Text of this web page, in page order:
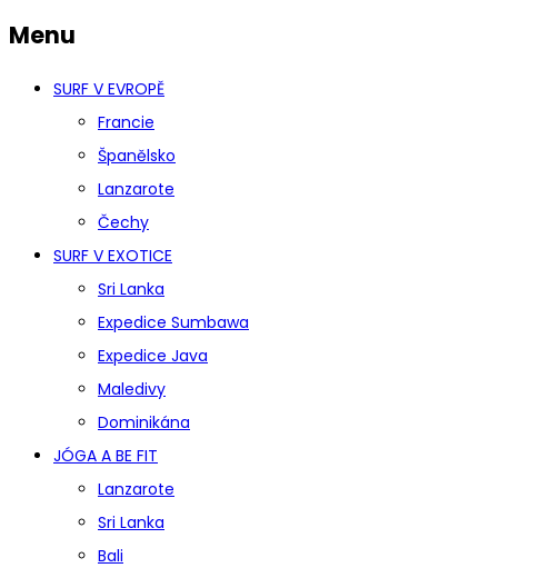
Menu
SURF V EVROPĚ
Francie
Španělsko
Lanzarote
Čechy
SURF V EXOTICE
Sri Lanka
Expedice Sumbawa
Expedice Java
Maledivy
Dominikána
JÓGA A BE FIT
Lanzarote
Sri Lanka
Bali